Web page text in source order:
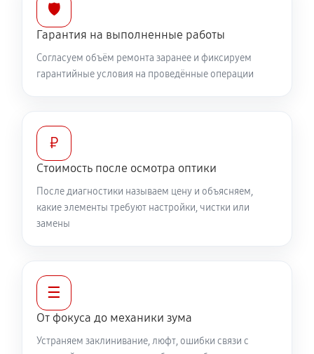
Протяжка соединений трансфокатора
1320 руб 60 минут
🛡️
Гарантия на выполненные работы
Согласуем объём ремонта заранее и фиксируем
гарантийные условия на проведённые операции
₽
Стоимость после осмотра оптики
После диагностики называем цену и объясняем,
какие элементы требуют настройки, чистки или
замены
☰
От фокуса до механики зума
Устраняем заклинивание, люфт, ошибки связи с